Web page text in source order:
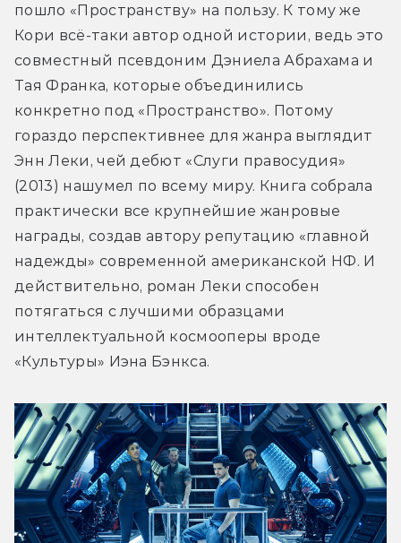
пошло «Пространству» на пользу. К тому же
Кори всё-таки автор одной истории, ведь это
совместный псевдоним Дэниела Абрахама и
Тая Франка, которые объединились
конкретно под «Пространство». Потому
гораздо перспективнее для жанра выглядит
Энн Леки, чей дебют «Слуги правосудия»
(2013) нашумел по всему миру. Книга собрала
практически все крупнейшие жанровые
награды, создав автору репутацию «главной
надежды» современной американской НФ. И
действительно, роман Леки способен
потягаться с лучшими образцами
интеллектуальной космооперы вроде
«Культуры» Иэна Бэнкса.